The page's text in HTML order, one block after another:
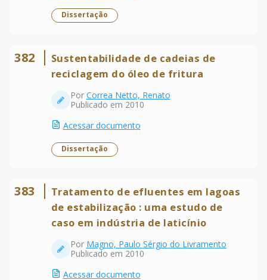
Dissertação
382
Sustentabilidade de cadeias de
reciclagem do óleo de fritura
Por Correa Netto, Renato
Publicado em 2010
Acessar documento
Dissertação
383
Tratamento de efluentes em lagoas
de estabilização : uma estudo de
caso em indústria de laticínio
Por Magno, Paulo Sérgio do Livramento
Publicado em 2010
Acessar documento